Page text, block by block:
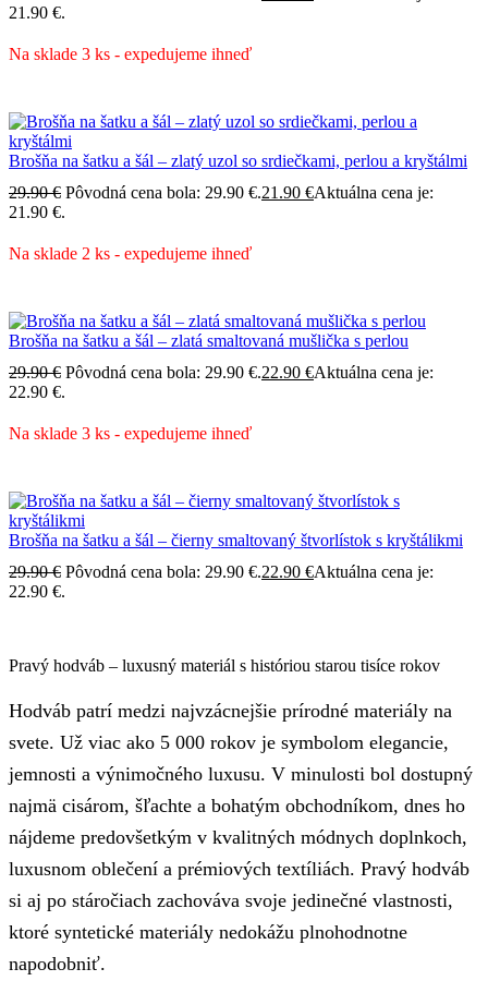
21.90 €.
Na sklade 3 ks - expedujeme ihneď
Brošňa na šatku a šál – zlatý uzol so srdiečkami, perlou a kryštálmi
29.90€ Pôvodná cena bola: 29.90 €.21.90 €Aktuálna cena je:
21.90 €.
Na sklade 2 ks - expedujeme ihneď
Brošňa na šatku a šál – zlatá smaltovaná mušlička s perlou
29.90€ Pôvodná cena bola: 29.90 €.22.90 €Aktuálna cena je:
22.90 €.
Na sklade 3 ks - expedujeme ihneď
Brošňa na šatku a šál – čierny smaltovaný štvorlístok s kryštálikmi
29.90€ Pôvodná cena bola: 29.90 €.22.90 €Aktuálna cena je:
22.90 €.
Pravý hodváb – luxusný materiál s históriou starou tisíce rokov
Hodváb patrí medzi najvzácnejšie prírodné materiály na
svete. Už viac ako 5 000 rokov je symbolom elegancie,
jemnosti a výnimočného luxusu. V minulosti bol dostupný
najmä cisárom, šľachte a bohatým obchodníkom, dnes ho
nájdeme predovšetkým v kvalitných módnych doplnkoch,
luxusnom oblečení a prémiových textíliách. Pravý hodváb
si aj po stáročiach zachováva svoje jedinečné vlastnosti,
ktoré syntetické materiály nedokážu plnohodnotne
napodobniť.